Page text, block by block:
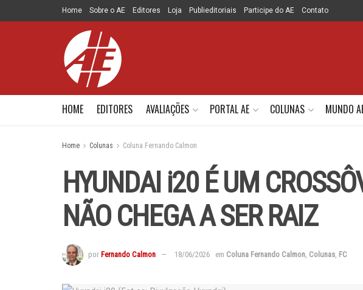
Home Sobre o AE Editores Loja Publieditoriais Participe do AE Contato
HOME EDITORES AVALIAÇÕES PORTAL AE COLUNAS MUNDO
Home Colunas Coluna Fernando Calmon
HYUNDAI i20 É UM
NÃO CHEGA A SER RAIZ
por Fernando Calmon 18/06/2026 em Coluna Fernando Calmon, Colunas, FC